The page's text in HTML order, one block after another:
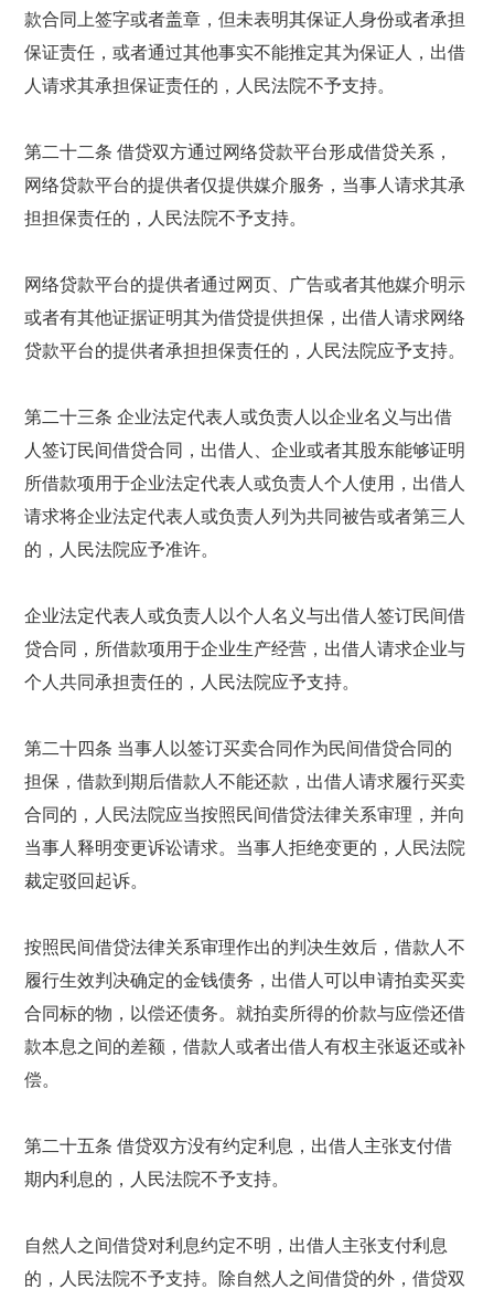
款合同上签字或者盖章，但未表明其保证人身份或者承担
保证责任，或者通过其他事实不能推定其为保证人，出借
人请求其承担保证责任的，人民法院不予支持。
第二十二条 借贷双方通过网络贷款平台形成借贷关系，
网络贷款平台的提供者仅提供媒介服务，当事人请求其承
担担保责任的，人民法院不予支持。
网络贷款平台的提供者通过网页、广告或者其他媒介明示
或者有其他证据证明其为借贷提供担保，出借人请求网络
贷款平台的提供者承担担保责任的，人民法院应予支持。
第二十三条 企业法定代表人或负责人以企业名义与出借
人签订民间借贷合同，出借人、企业或者其股东能够证明
所借款项用于企业法定代表人或负责人个人使用，出借人
请求将企业法定代表人或负责人列为共同被告或者第三人
的，人民法院应予准许。
企业法定代表人或负责人以个人名义与出借人签订民间借
贷合同，所借款项用于企业生产经营，出借人请求企业与
个人共同承担责任的，人民法院应予支持。
第二十四条 当事人以签订买卖合同作为民间借贷合同的
担保，借款到期后借款人不能还款，出借人请求履行买卖
合同的，人民法院应当按照民间借贷法律关系审理，并向
当事人释明变更诉讼请求。当事人拒绝变更的，人民法院
裁定驳回起诉。
按照民间借贷法律关系审理作出的判决生效后，借款人不
履行生效判决确定的金钱债务，出借人可以申请拍卖买卖
合同标的物，以偿还债务。就拍卖所得的价款与应偿还借
款本息之间的差额，借款人或者出借人有权主张返还或补
偿。
第二十五条 借贷双方没有约定利息，出借人主张支付借
期内利息的，人民法院不予支持。
自然人之间借贷对利息约定不明，出借人主张支付利息
的，人民法院不予支持。除自然人之间借贷的外，借贷双